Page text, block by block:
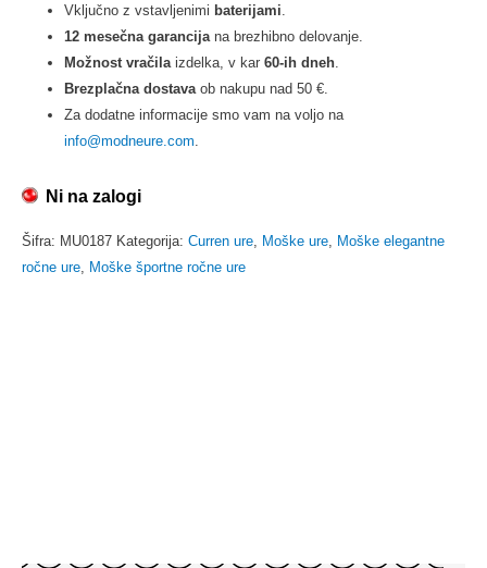
Vključno z vstavljenimi baterijami
12 mesečna garancija na brezhibno delovanje.
Možnost vračila izdelka, v kar 60-ih dneh
Brezplačna dostava ob nakupu nad 50 €.
Za dodatne informacije smo vam na voljo na
info@modneure.com
Ni na zalogi
Šifra: MU0187 Kategorija: Curren ure, Moške ure, Moške elegantne
ročne ure, Moške športne ročne ure